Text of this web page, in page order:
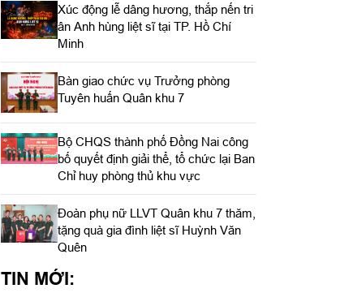
Xúc động lễ dâng hương, thắp nến tri
ân Anh hùng liệt sĩ tại TP. Hồ Chí
Minh
Bàn giao chức vụ Trưởng phòng
Tuyên huấn Quân khu 7
Bộ CHQS thành phố Đồng Nai công
bố quyết định giải thể, tổ chức lại Ban
Chỉ huy phòng thủ khu vực
Đoàn phụ nữ LLVT Quân khu 7 thăm,
tặng quà gia đình liệt sĩ Huỳnh Văn
Quên
TIN MỚI: